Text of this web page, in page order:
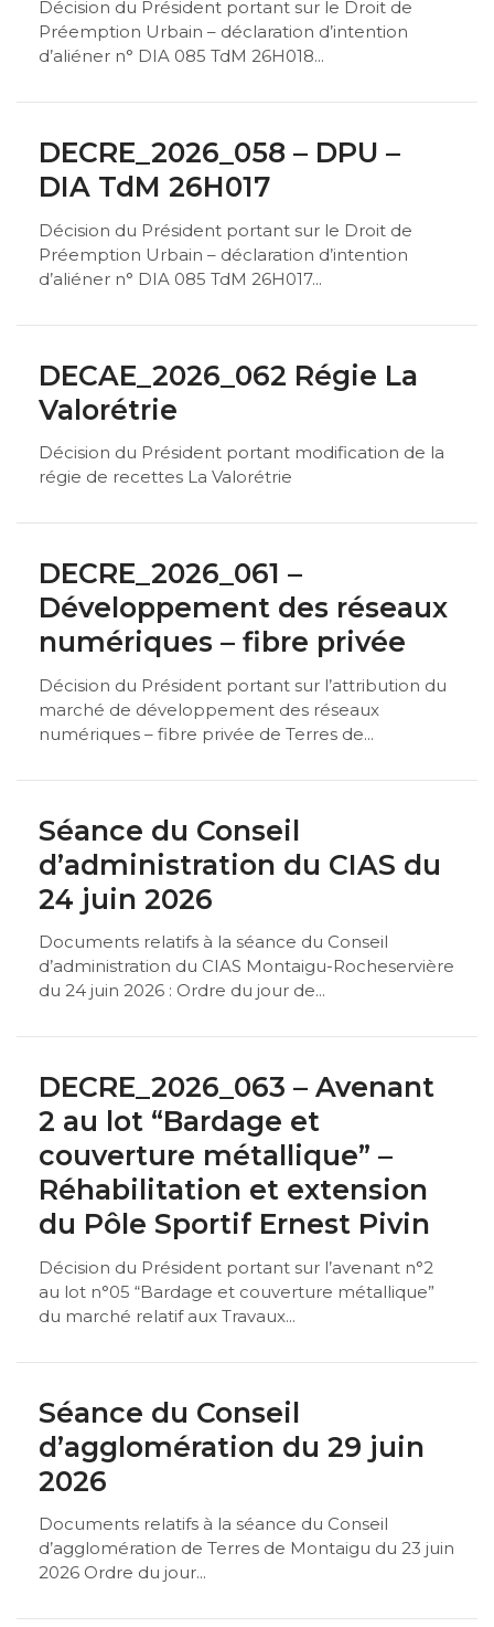
Décision du Président portant sur le Droit de
Préemption Urbain – déclaration d’intention
d’aliéner n° DIA 085 TdM 26H018...
DECRE_2026_058 – DPU –
DIA TdM 26H017
Décision du Président portant sur le Droit de
Préemption Urbain – déclaration d’intention
d’aliéner n° DIA 085 TdM 26H017...
DECAE_2026_062 Régie La
Valorétrie
Décision du Président portant modification de la
régie de recettes La Valorétrie
DECRE_2026_061 –
Développement des réseaux
numériques – fibre privée
Décision du Président portant sur l’attribution du
marché de développement des réseaux
numériques – fibre privée de Terres de...
Séance du Conseil
d’administration du CIAS du
24 juin 2026
Documents relatifs à la séance du Conseil
d’administration du CIAS Montaigu-Rocheservière
du 24 juin 2026 : Ordre du jour de...
DECRE_2026_063 – Avenant
2 au lot “Bardage et
couverture métallique” –
Réhabilitation et extension
du Pôle Sportif Ernest Pivin
Décision du Président portant sur l’avenant n°2
au lot n°05 “Bardage et couverture métallique”
du marché relatif aux Travaux...
Séance du Conseil
d’agglomération du 29 juin
2026
Documents relatifs à la séance du Conseil
d’agglomération de Terres de Montaigu du 23 juin
2026 Ordre du jour...